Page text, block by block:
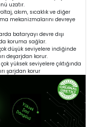
uzatır.
akım, sıcaklık ve diğer
mekanizmalarını devreye
bataryayı devre dışı
koruma sağlar.
düşük seviyelere indiğinde
deşarjdan korur.
yüksek seviyelere çıktığında
şarjdan korur